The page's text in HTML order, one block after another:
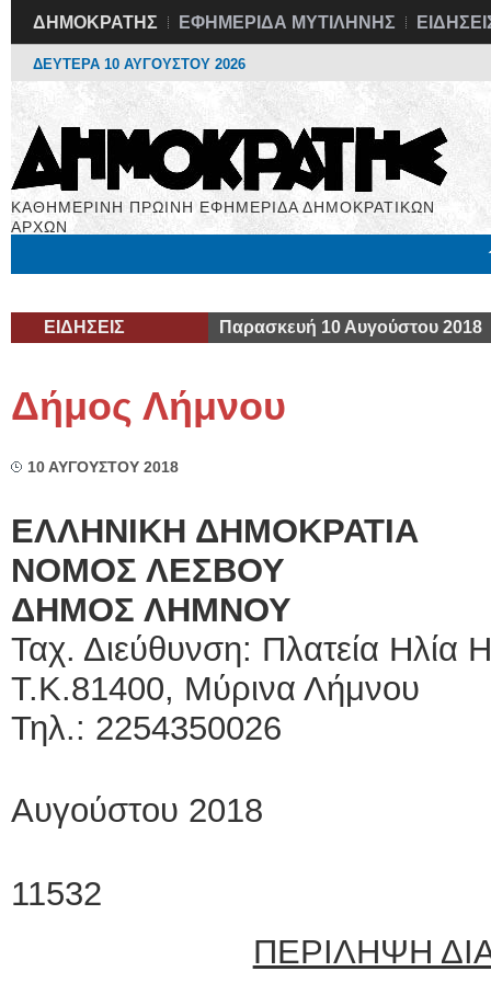
ΔΗΜΟΚΡΑΤΗΣ ΕΦΗΜΕΡΙΔΑ ΜΥΤΙΛΗΝΗΣ
ΔΕΥΤΕΡΑ 10 ΑΥΓΟΥΣΤΟΥ 2026
ΚΑΘΗΜΕΡΙΝΗ ΠΡΩΙΝΗ ΕΦΗΜΕΡΙΔΑ ΔΗΜΟΚΡΑΤΙΚΩΝ
ΑΡΧΩΝ
ΕΙΔΗΣΕΙΣ Παρασκευή 10 Αυγούστου 2018
Δήμος Λήμνου
10 ΑΥΓΟΥΣΤΟΥ 2018
ΕΛΛΗΝΙΚΗ ΔΗΜΟΚΡΑΤΙΑ
ΝΟΜΟΣ ΛΕΣΒΟΥ
ΔΗΜΟΣ ΛΗΜΝΟΥ
Ταχ. Διεύθυνση: Πλατεία Ηλία
Τ.Κ.81400, Μύρινα Λήμνου
Τηλ.: 2254350026
Αυγούστου 2018
11532
ΠΕΡΙΛΗΨΗ